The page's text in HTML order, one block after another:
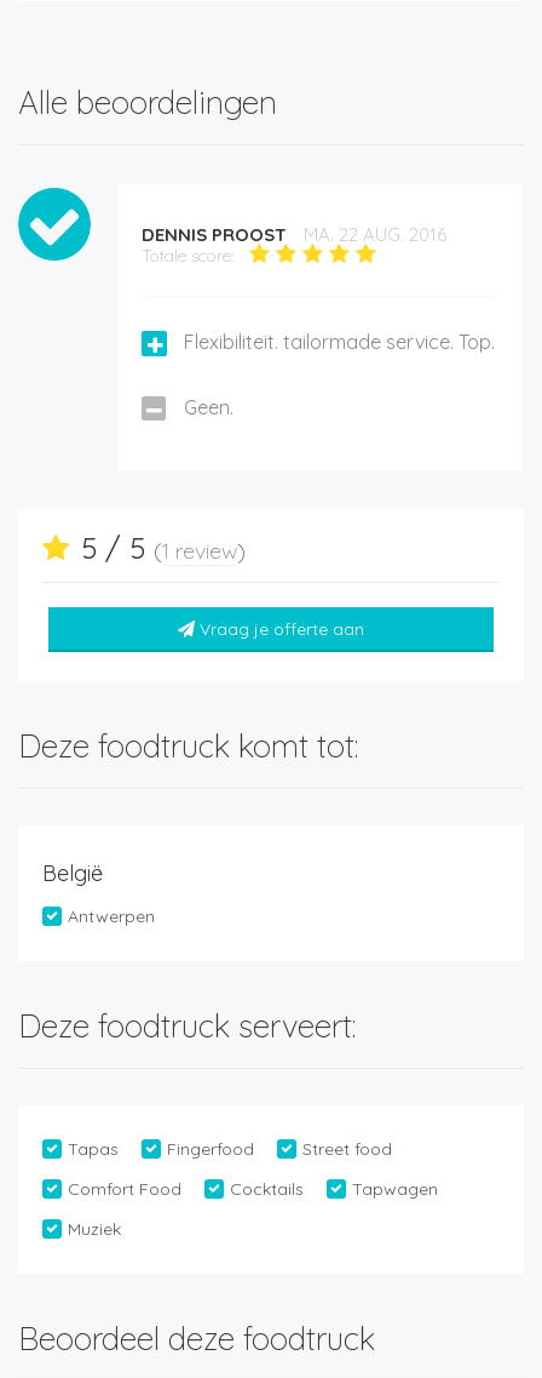
Alle beoordelingen
DENNIS PROOST MA. 22 AUG. 2016
Totale score:
Flexibiliteit. tailormade service. Top.
Geen.
5 / 5 (1 review)
Vraag je offerte aan
Deze foodtruck komt tot:
België
Antwerpen
Deze foodtruck serveert:
Tapas Fingerfood
Street food
Comfort Food
Cocktails
Tapwagen
Muziek
Beoordeel deze foodtruck